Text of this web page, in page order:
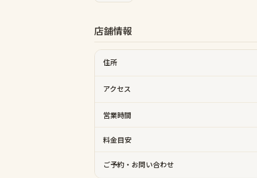
店舗情報
住所
アクセス
営業時間
料金目安
ご予約・お問い合わせ